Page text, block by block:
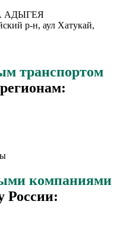
АДЫГЕЯ
р-н, аул Хатукай,
транспортом
компаниями
России: